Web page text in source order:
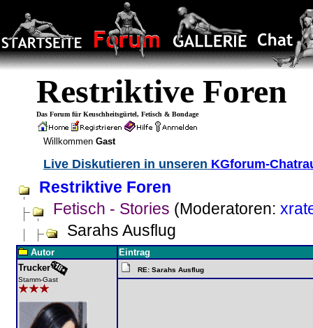
Restriktive Foren
Das Forum für Keuschheitsgürtel, Fetisch & Bondage
Willkommen Gast
Live Diskutieren in unseren KGforum-
Restriktive Foren
Fetisch - Stories (Moderatoren:
Sarahs Ausflug
Autor
Eintrag
Trucker
Stamm-Gast
RE: Sarahs Ausflug